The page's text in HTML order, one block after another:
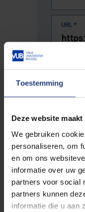
Toestemming
Deze website
We gebruiken
personaliseren, om
en om ons
informatie over uw
partners voor social
partners kunnen
informatie die u aan
URL *
The full